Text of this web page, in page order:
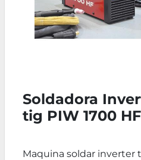
Soldadora
tig PIW 1700 HF
Maquina soldar inverter